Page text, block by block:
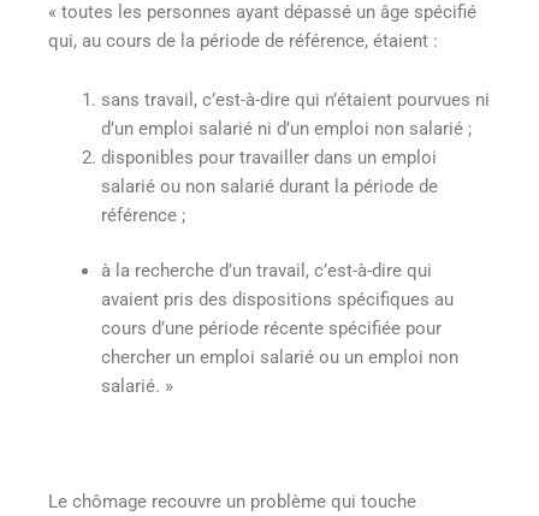
« toutes les personnes ayant dépassé un âge spécifié
qui, au cours de la période de référence, étaient :
sans travail, c’est-à-dire qui n’étaient pourvues ni
d’un emploi salarié ni d’un emploi non salarié ;
disponibles pour travailler dans un emploi
salarié ou non salarié durant la période de
référence ;
à la recherche d’un travail, c’est-à-dire qui
avaient pris des dispositions spécifiques au
cours d’une période récente spécifiée pour
chercher un emploi salarié ou un emploi non
salarié. »
Le chômage recouvre un problème qui touche